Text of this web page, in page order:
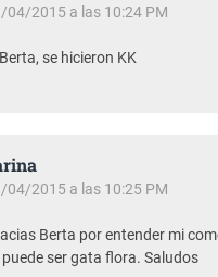
04/2015 a las 10:24 PM
se hicieron KK
04/2015 a las 10:25 PM
Berta por entender mi
puede ser gata flora. Saludos